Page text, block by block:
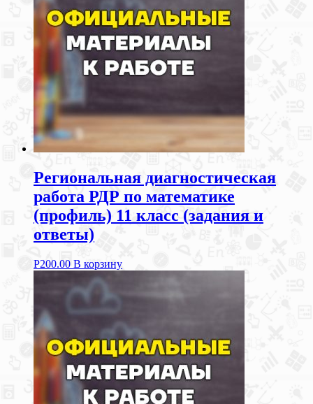
Региональная диагностическая
работа РДР по математике
(профиль) 11 класс (задания и
ответы)
Р200.00 В корзину